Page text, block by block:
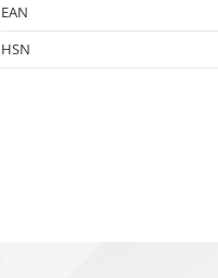
EAN
HSN